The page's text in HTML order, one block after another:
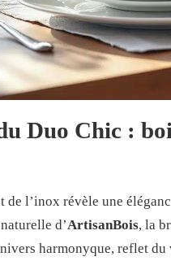
Duo Chic :
de l’inox révèle une
d’ArtisanBois, la
harmonyque, reflet